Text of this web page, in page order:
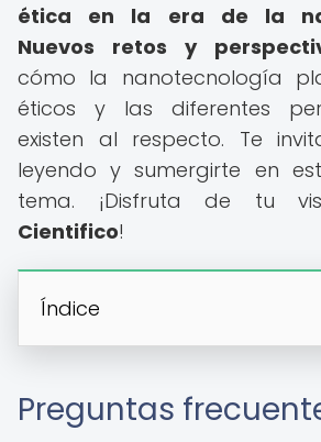
ética en la era de la
Nuevos retos y
cómo la nanotecnología
éticos y las diferentes
existen al respecto. Te
leyendo y sumergirte en
tema. ¡Disfruta de tu
Cientifico!
Índice
Preguntas